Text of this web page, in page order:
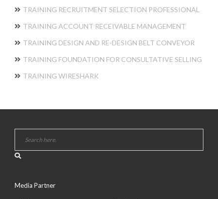
TRAINING RECRUITMENT SELECTION PROFESSIONAL
TRAINING ACCOUNT RECEIVABLE MANAGEMENT
TRAINING DESIGN AND RE-DESIGN BELT CONVEYOR
TRAINING FOUNDATION FOR CONSULTATIVE SELLING
TRAINING WIRESHARK
Media Partner